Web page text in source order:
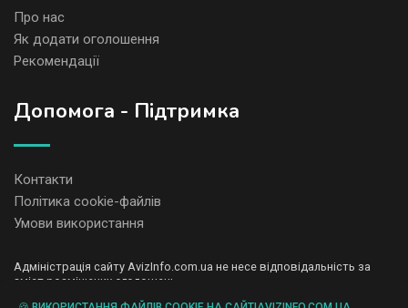
Про нас
Як додати оголошення
Рекомендації
Допомога - Підтримка
Контакти
Політика cookie-файлів
Умови використання
Адміністрація сайту AvizInfo.com.ua не несе відповідальність за
зміст розміщених оголошень.